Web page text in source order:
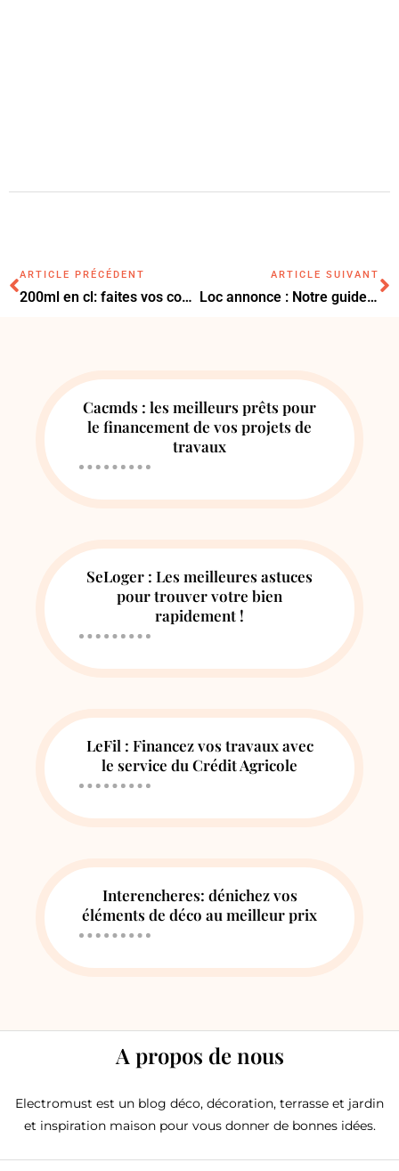
ARTICLE PRÉCÉDENT
200ml en cl: faites vos conversions rapidement!
ARTICLE SUIVANT
Loc annonce : Notre guide pour trouver le logement adapté à vos besoins
Cacmds : les meilleurs prêts pour
le financement de vos projets de
travaux
SeLoger : Les meilleures astuces
pour trouver votre bien
rapidement !
LeFil : Financez vos travaux avec
le service du Crédit Agricole
Interencheres: dénichez vos
éléments de déco au meilleur prix
A propos de nous
Electromust est un blog déco, décoration, terrasse et jardin
et inspiration maison pour vous donner de bonnes idées.